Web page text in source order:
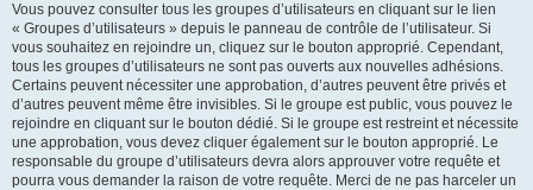
Vous pouvez consulter tous les groupes d’utilisateurs en cliquant sur le lien
« Groupes d’utilisateurs » depuis le panneau de contrôle de l’utilisateur. Si
vous souhaitez en rejoindre un, cliquez sur le bouton approprié. Cependant,
tous les groupes d’utilisateurs ne sont pas ouverts aux nouvelles adhésions.
Certains peuvent nécessiter une approbation, d’autres peuvent être privés et
d’autres peuvent même être invisibles. Si le groupe est public, vous pouvez le
rejoindre en cliquant sur le bouton dédié. Si le groupe est restreint et nécessite
une approbation, vous devez cliquer également sur le bouton approprié. Le
responsable du groupe d’utilisateurs devra alors approuver votre requête et
pourra vous demander la raison de votre requête. Merci de ne pas harceler un